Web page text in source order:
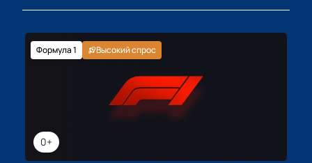
0+
Формула 1 Высокий спрос